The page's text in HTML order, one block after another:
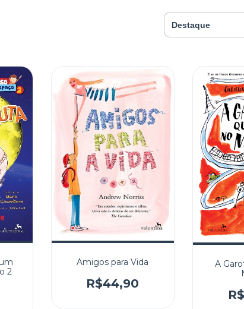
2
Amigos para Vida
R$44,90
A